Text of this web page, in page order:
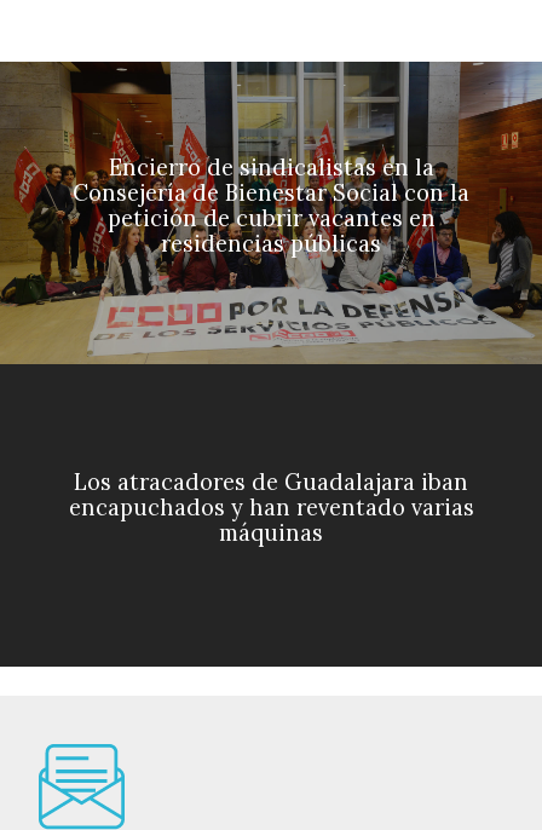
Encierro de sindicalistas en la
Consejería de Bienestar Social con la
petición de cubrir vacantes en
residencias públicas
Los atracadores de Guadalajara iban
encapuchados y han reventado varias
máquinas